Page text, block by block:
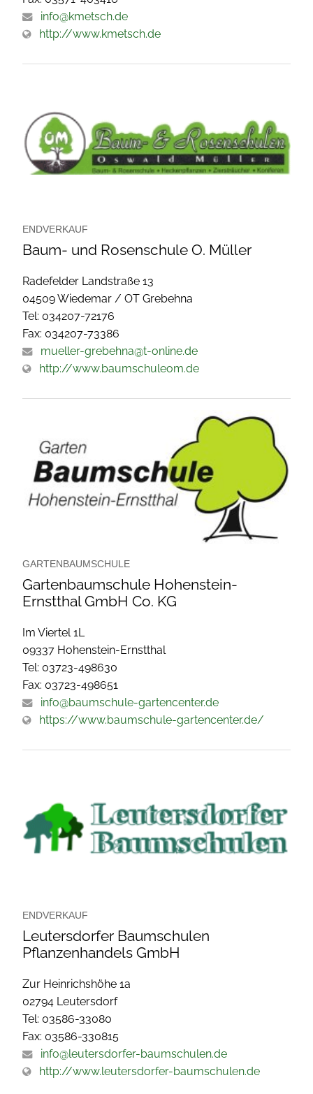
info@kmetsch.de
http://www.kmetsch.de
ENDVERKAUF
Baum- und Rosenschule O. Müller
Radefelder Landstraße 13
04509 Wiedemar / OT Grebehna
Tel: 034207-72176
Fax: 034207-73386
mueller-grebehna@t-online.de
http://www.baumschuleom.de
GARTENBAUMSCHULE
Gartenbaumschule Hohenstein-
Ernstthal GmbH Co. KG
Im Viertel 1L
09337 Hohenstein-Ernstthal
Tel: 03723-498630
Fax: 03723-498651
info@baumschule-gartencenter.de
https://www.baumschule-gartencenter.de/
ENDVERKAUF
Leutersdorfer Baumschulen
Pflanzenhandels GmbH
Zur Heinrichshöhe 1a
02794 Leutersdorf
Tel: 03586-33080
Fax: 03586-330815
info@leutersdorfer-baumschulen.de
http://www.leutersdorfer-baumschulen.de